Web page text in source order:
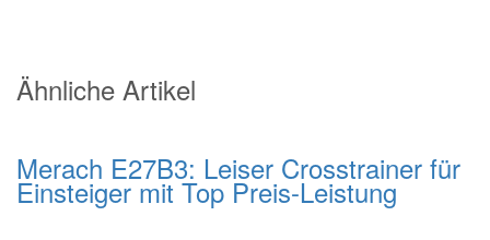
Ähnliche Artikel
Merach E27B3: Leiser Crosstrainer für
Einsteiger mit Top Preis-Leistung